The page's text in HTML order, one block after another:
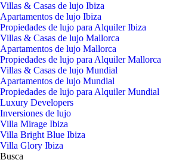
Villas & Casas de lujo Ibiza
Apartamentos de lujo Ibiza
Propiedades de lujo para Alquiler Ibiza
Villas & Casas de lujo Mallorca
Apartamentos de lujo Mallorca
Propiedades de lujo para Alquiler Mallorca
Villas & Casas de lujo Mundial
Apartamentos de lujo Mundial
Propiedades de lujo para Alquiler Mundial
Luxury Developers
Inversiones de lujo
Villa Mirage Ibiza
Villa Bright Blue Ibiza
Villa Glory Ibiza
Busca